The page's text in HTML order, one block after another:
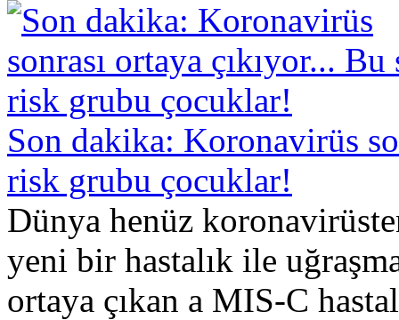
Son dakika: Koronavirüs
risk grubu çocuklar!
Dünya henüz
yeni bir hastalık ile
ortaya çıkan a MIS-C